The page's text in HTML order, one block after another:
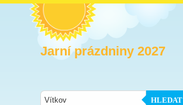
Jarní prázdniny 2027
HLEDAT